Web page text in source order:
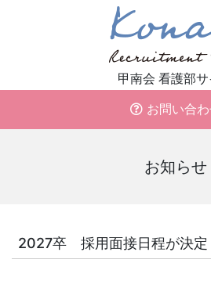
甲南会 看護部サ
お問い合
お知らせ
2027卒 採用面接日程が決定